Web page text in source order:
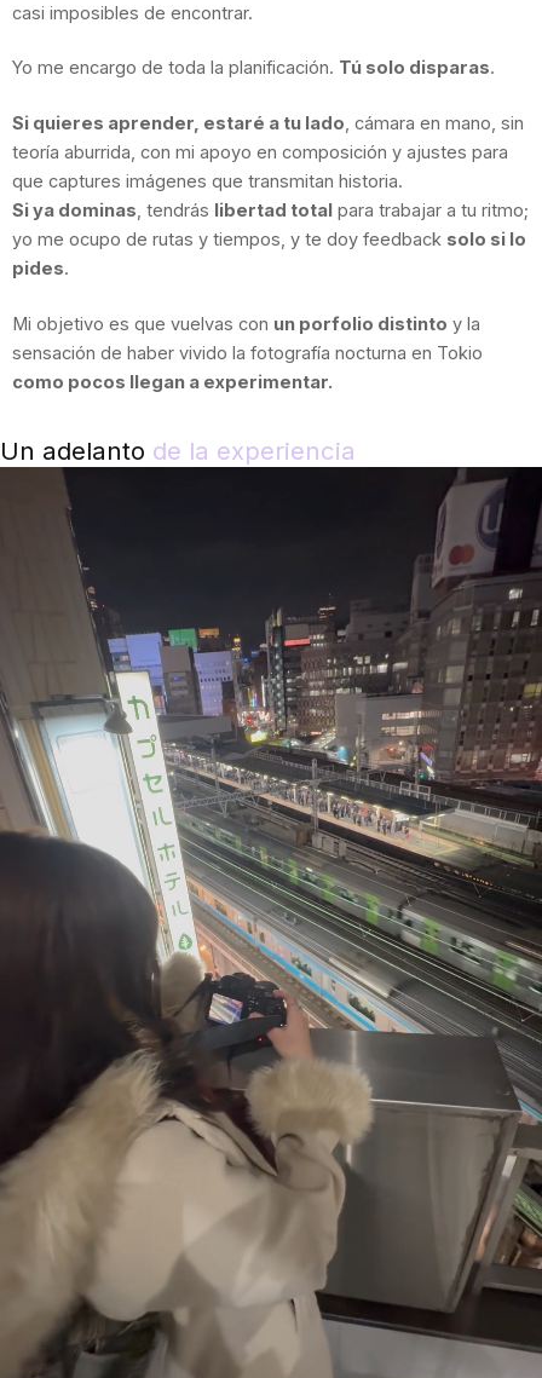
casi imposibles de encontrar.
Yo me encargo de toda la planificación. Tú solo disparas.
Si quieres aprender, estaré a tu lado, cámara en mano, sin
teoría aburrida, con mi apoyo en composición y ajustes para
que captures imágenes que transmitan historia.
Si ya dominas, tendrás libertad total para trabajar a tu ritmo;
yo me ocupo de rutas y tiempos, y te doy feedback solo si lo
pides.
Mi objetivo es que vuelvas con un porfolio distinto y la
sensación de haber vivido la fotografía nocturna en Tokio
como pocos llegan a experimentar.
Un adelanto de la experiencia